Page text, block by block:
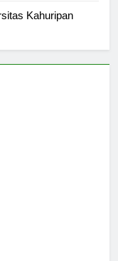
Kahuripan